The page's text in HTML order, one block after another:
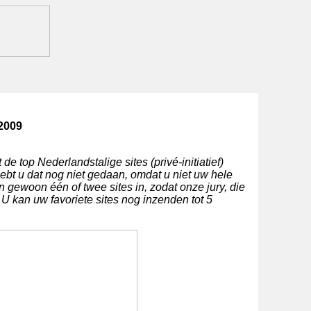
top Nederlandstalige sites (privé-initiatief)
u dat nog niet gedaan, omdat u niet uw hele
één of twee sites in, zodat onze jury, die
kan uw favoriete sites nog inzenden tot 5